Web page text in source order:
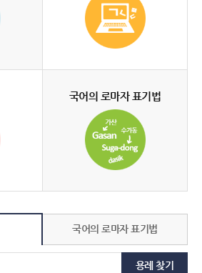
국어의 로마자 표기법
국어의 로마자 표기법
용례 찾기